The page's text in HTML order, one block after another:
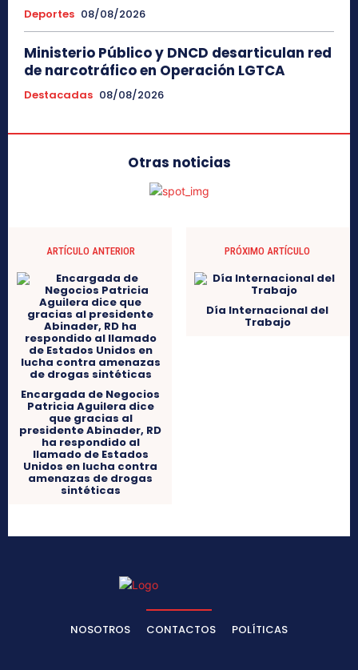
Deportes 08/08/2026
Ministerio Público y DNCD desarticulan red
de narcotráfico en Operación LGTCA
Destacadas 08/08/2026
Otras noticias
ARTÍCULO ANTERIOR
Encargada de Negocios
Patricia Aguilera dice
que gracias al
presidente Abinader, RD
ha respondido al
llamado de Estados
Unidos en lucha contra
amenazas de drogas
sintéticas
PRÓXIMO ARTÍCULO
Día Internacional del
Trabajo
NOSOTROS CONTACTOS POLÍTICAS